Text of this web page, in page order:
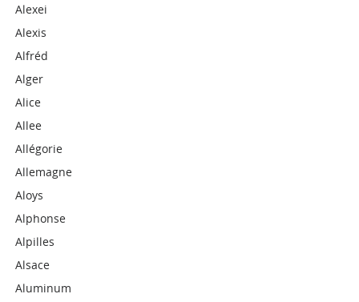
Alexei
Alexis
Alfréd
Alger
Alice
Allee
Allégorie
Allemagne
Aloys
Alphonse
Alpilles
Alsace
Aluminum